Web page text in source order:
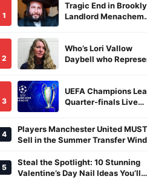
1
Tragic End in
Landlord Menachem
Burned in a Dumpster
2
Who’s Lori Vallow
Daybell who
3
UEFA Champions
Quarter-finals Live
And Where To Watch
4
Players Manchester United MUST
Sell in the Summer Transfer
5
Steal the Spotlight: 10 Stunning
Valentine’s Day Nail Ideas You’ll